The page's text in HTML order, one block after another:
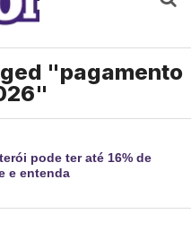
"pagamento
pode ter até 16% de
e entenda